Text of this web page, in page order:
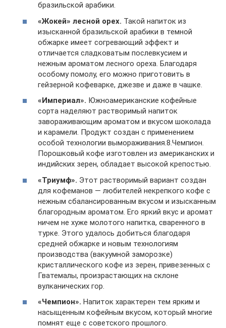
бразильской арабики.
«Жокей» лесной орех. Такой напиток из
изысканной бразильской арабики в темной
обжарке имеет согревающий эффект и
отличается сладковатым послевкусием и
нежным ароматом лесного ореха. Благодаря
особому помолу, его можно приготовить в
гейзерной кофеварке, джезве и даже в чашке.
«Империал». Южноамериканские кофейные
сорта наделяют растворимый напиток
завораживающим ароматом и вкусом шоколада
и карамели. Продукт создан с применением
особой технологии вымораживания.8.Чемпион.
Порошковый кофе изготовлен из американских и
индийских зерен, обладает высокой крепостью.
«Триумф». Этот растворимый вариант создан
для кофеманов — любителей некрепкого кофе с
нежным сбалансированным вкусом и изысканным
благородным ароматом. Его яркий вкус и аромат
ничем не хуже молотого напитка, сваренного в
турке. Этого удалось добиться благодаря
средней обжарке и новым технологиям
производства (вакуумной заморозке)
кристаллического кофе из зерен, привезенных с
Гватемалы, произрастающих на склоне
вулканических гор.
«Чемпион». Напиток характерен тем ярким и
насыщенным кофейным вкусом, который многие
помнят еще с советского прошлого.